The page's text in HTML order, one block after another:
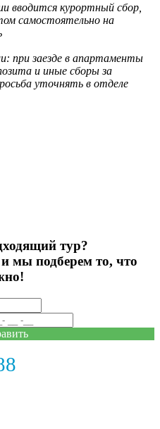
вводится курортный сбор,
самостоятельно на
при заезде в апартаменты
и иные сборы за
уточнять в отделе
тур?
мы подберем то, что